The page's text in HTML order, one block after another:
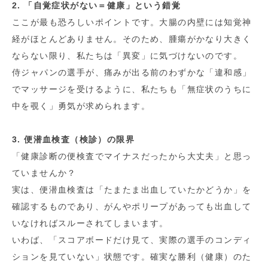
2. 「自覚症状がない＝健康」という錯覚
ここが最も恐ろしいポイントです。大腸の内壁には知覚神
経がほとんどありません。そのため、腫瘍がかなり大きく
ならない限り、私たちは「異変」に気づけないのです。
侍ジャパンの選手が、痛みが出る前のわずかな「違和感」
でマッサージを受けるように、私たちも「無症状のうちに
中を覗く」勇気が求められます。
3. 便潜血検査（検診）の限界
「健康診断の便検査でマイナスだったから大丈夫」と思っ
ていませんか？
実は、便潜血検査は「たまたま出血していたかどうか」を
確認するものであり、がんやポリープがあっても出血して
いなければスルーされてしまいます。
いわば、「スコアボードだけ見て、実際の選手のコンディ
ションを見ていない」状態です。確実な勝利（健康）のた